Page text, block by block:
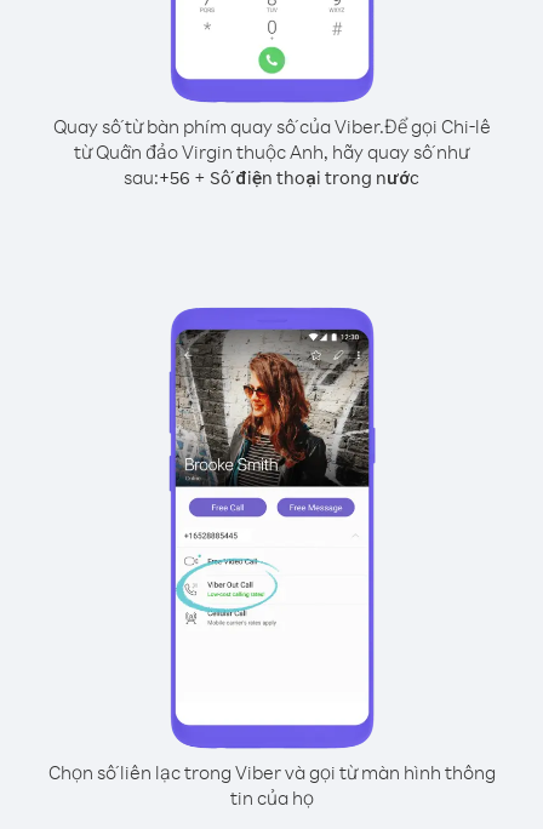
Quay số từ bàn phím quay số của Viber.Để gọi Chi-lê
từ Quần đảo Virgin thuộc Anh, hãy quay số như
sau:+56 + Số điện thoại trong nước
Chọn số liên lạc trong Viber và gọi từ màn hình thông
tin của họ